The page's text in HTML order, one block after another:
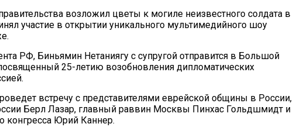
возложил цветы к могиле неизвестного солдата в
участие в открытии уникального мультимедийного шоу
РФ, Биньямин Нетаниягу с супругой отправится в Большой
посвященный 25-летию возобновления дипломатических
встречу с представителями еврейской общины в России,
Берл Лазар, главный раввин Москвы Пинхас Гольдшмидт и
конгресса Юрий Каннер.